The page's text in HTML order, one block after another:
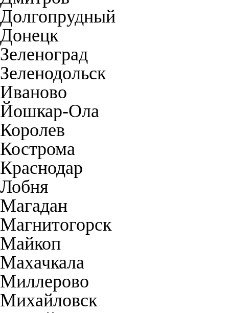
Долгопрудный
Донецк
Зеленоград
Зеленодольск
Иваново
Йошкар-Ола
Королев
Кострома
Краснодар
Лобня
Магадан
Магнитогорск
Майкоп
Махачкала
Миллерово
Михайловск